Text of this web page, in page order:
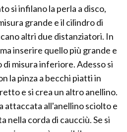
si infilano la perla a disco,
grande e il cilindro di
altri due distanziatori. In
inserire quello più grande e
misura inferiore. Adesso si
la pinza a becchi piatti in
e si crea un altro anellino.
attaccata all'anellino sciolto e
nella corda di caucciù. Se si